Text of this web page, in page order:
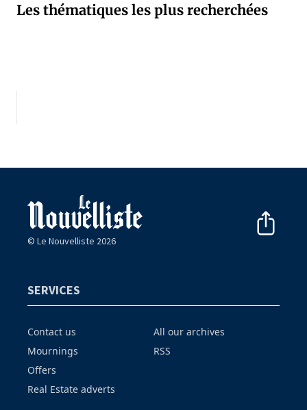
Les thématiques les plus recherchées
© Le Nouvelliste 2026
SERVICES
Contact us
Mournings
Offers
Real Estate adverts
All our archives
RSS